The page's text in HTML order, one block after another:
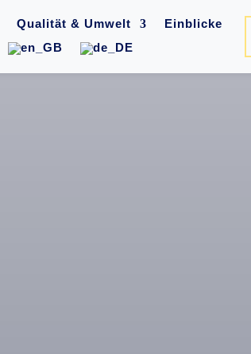
Qualität & Umwelt
Einblicke